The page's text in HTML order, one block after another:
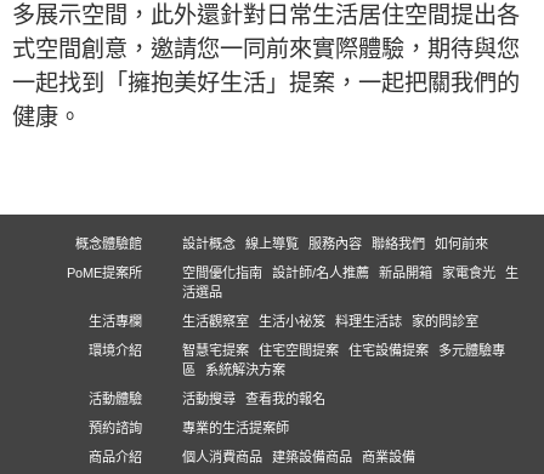
多展示空間，此外還針對日常生活居住空間提出各
式空間創意，邀請您一同前來實際體驗，期待與您
一起找到「擁抱美好生活」提案，一起把關我們的
健康。
概念體驗館 設計概念 線上導覧 服務內容 聯絡我們
如何前來
PoME提案所
空間優化指南 設計師/名人推薦 新品開箱 家電食光
生
活選品
生活專欄
生活觀察室 生活小祕笈 料理生活誌
家的問診室
環境介紹
智慧宅提案 住宅空間提案 住宅設備提案
多元體驗專
區
系統解決方案
活動體驗
活動搜尋
查看我的報名
預約諮詢
專業的生活提案師
商品介紹
個人消費商品 建築設備商品 商業設備